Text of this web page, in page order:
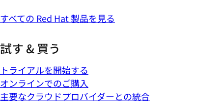
すべての Red Hat 製品を見る
試す & 買う
トライアルを開始する
オンラインでのご購入
主要なクラウドプロバイダーとの統合